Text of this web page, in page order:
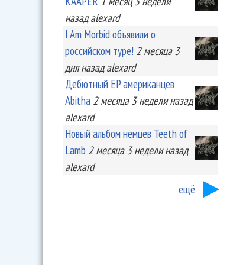
назад alexard
I Am Morbid объявили о
российском туре! 2 месяца 3
дняназад alexard
Дебютный EP американцев
Abitha 2 месяца 3 неделиназад
alexard
Новый альбом немцев Teeth of
Lamb 2 месяца 3 неделиназад
alexard
ещё